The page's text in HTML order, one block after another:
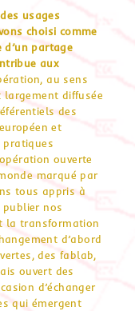
usages
choisi comme
partage
aux
au sens
largement diffusée
des
et
ouverte
marqué par
tous appris à
nos
la transformation
d’abord
des fablab,
ouvert des
d’échanger
qui émergent